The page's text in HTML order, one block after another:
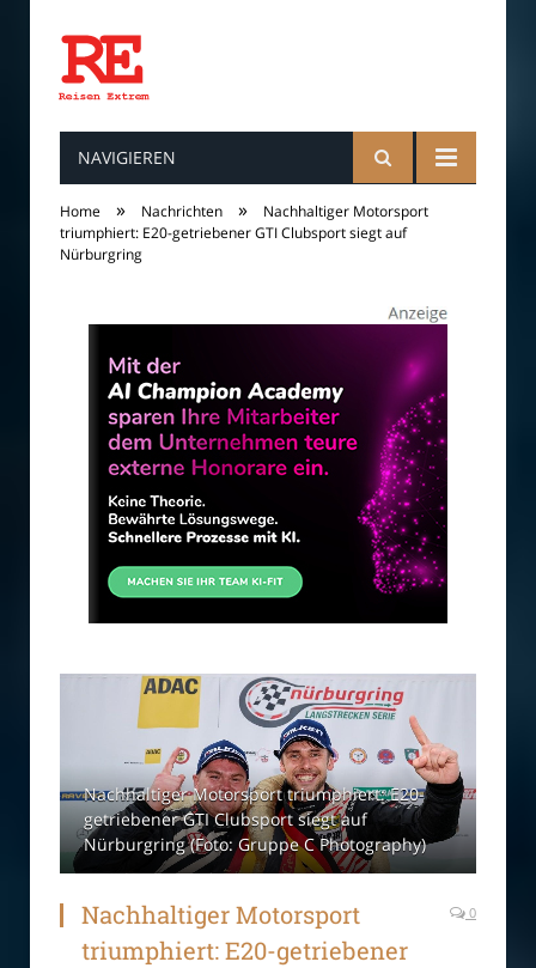
Reisen
NAVIGIEREN
Home » Nachrichten »
Nachhaltiger Motorsport
triumphiert: E20-getriebener GTI Clubsport siegt auf
Nürburgring
Nachhaltiger Motorsport triumphiert: E20-
getriebener GTI Clubsport siegt auf
Nürburgring (Foto: Gruppe C Photography)
Nachhaltiger Motorsport
triumphiert: E20-getriebener
0